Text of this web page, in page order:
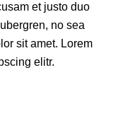
et justo duo
no sea
sit amet. Lorem
elitr.